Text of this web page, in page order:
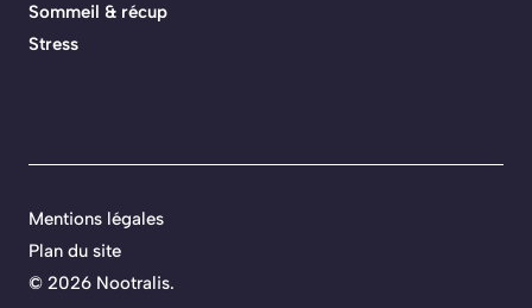
Sommeil & récup
Stress
© 2026 Nootralis.
Mentions légales
Plan du site